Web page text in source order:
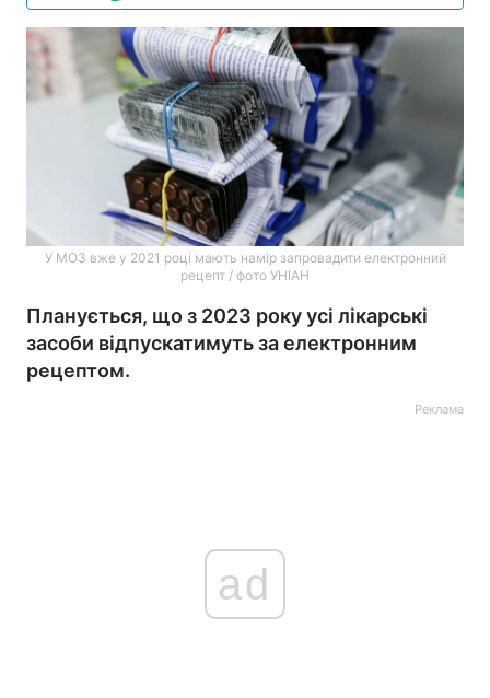
У МОЗ вже у 2021 році мають намір запровадити електронний
рецепт / фото УНІАН
Планується, що з 2023 року усі лікарські
засоби відпускатимуть за електронним
рецептом.
Реклама
ad